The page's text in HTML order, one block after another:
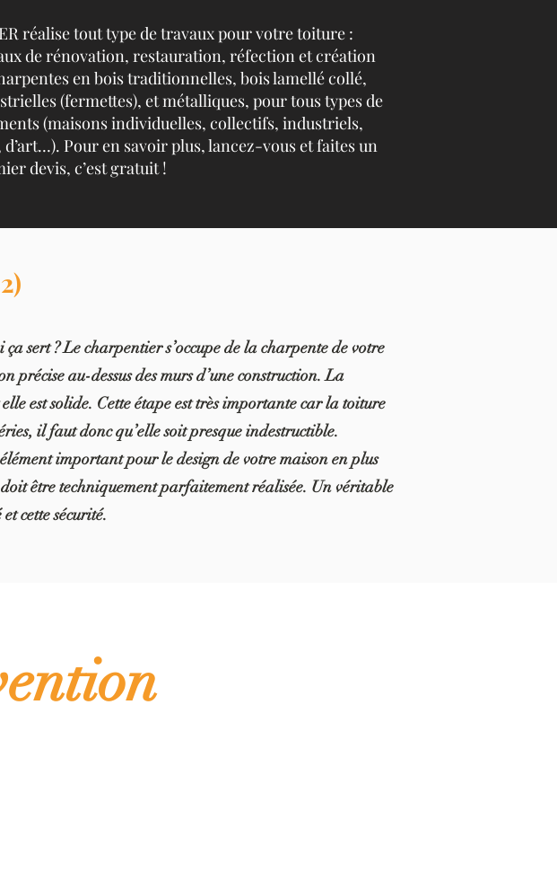
réalise tout type de travaux pour votre toiture :
de rénovation, restauration, réfection et création
en bois traditionnelles, bois lamellé collé,
(fermettes), et métalliques, pour tous types de
(maisons individuelles, collectifs, industriels,
d’art…). Pour en savoir plus, lancez-vous et faites un
devis, c’est gratuit !
sert ? Le charpentier s’occupe de la charpente de votre
précise au-dessus des murs d’une construction. La
est solide. Cette étape est très importante car la toiture
il faut donc qu’elle soit presque indestructible.
important pour le design de votre maison en plus
être techniquement parfaitement réalisée. Un véritable
cette sécurité.